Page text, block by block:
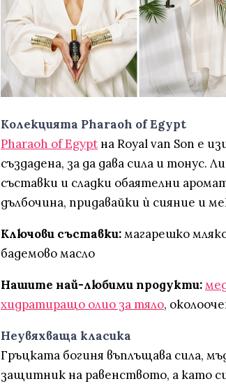
Колекцията Pharaoh of Egypt
Pharaoh of Egypt на Royal van Son е
създадена, за да дава сила и тонус.
съставки и сладки обаятелни
дълбочина, придавайки ѝ сияние и
Ключови съставки:магарешко
бадемово масло
Нашите най-любими продукти:
хидратиращо олио за тяло,
Неувяхваща класика
Гръцката богиня въплъщава сила,
защитник на равенството, а като